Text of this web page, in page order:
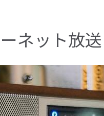
ネット放送